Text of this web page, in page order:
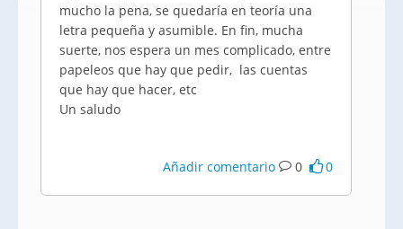
mucho la pena, se quedaría en teoría una
letra pequeña y asumible. En fin, mucha
suerte, nos espera un mes complicado, entre
papeleos que hay que pedir, las cuentas
que hay que hacer, etc
Un saludo
Añadir comentario 0 0